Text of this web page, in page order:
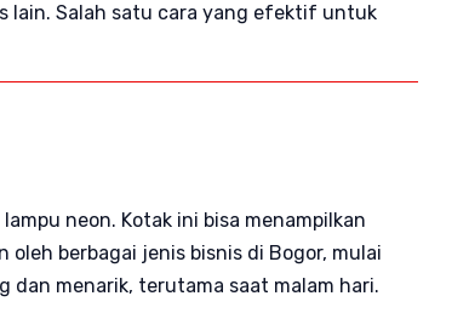
lain. Salah satu cara yang efektif untuk
neon. Kotak ini bisa menampilkan
berbagai jenis bisnis di Bogor, mulai
dan menarik, terutama saat malam hari.